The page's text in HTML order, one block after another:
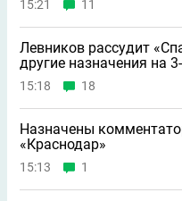
15:21 11
Левников рассудит
другие назначения на
15:18 18
Назначены
«Краснодар»
15:13 1